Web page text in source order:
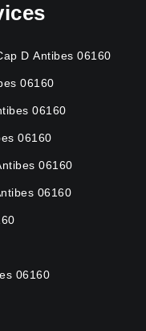
D Antibes 06160
06160
06160
06160
06160
06160
06160